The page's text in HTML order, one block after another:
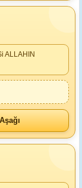
ALLAHIN
Aşağı